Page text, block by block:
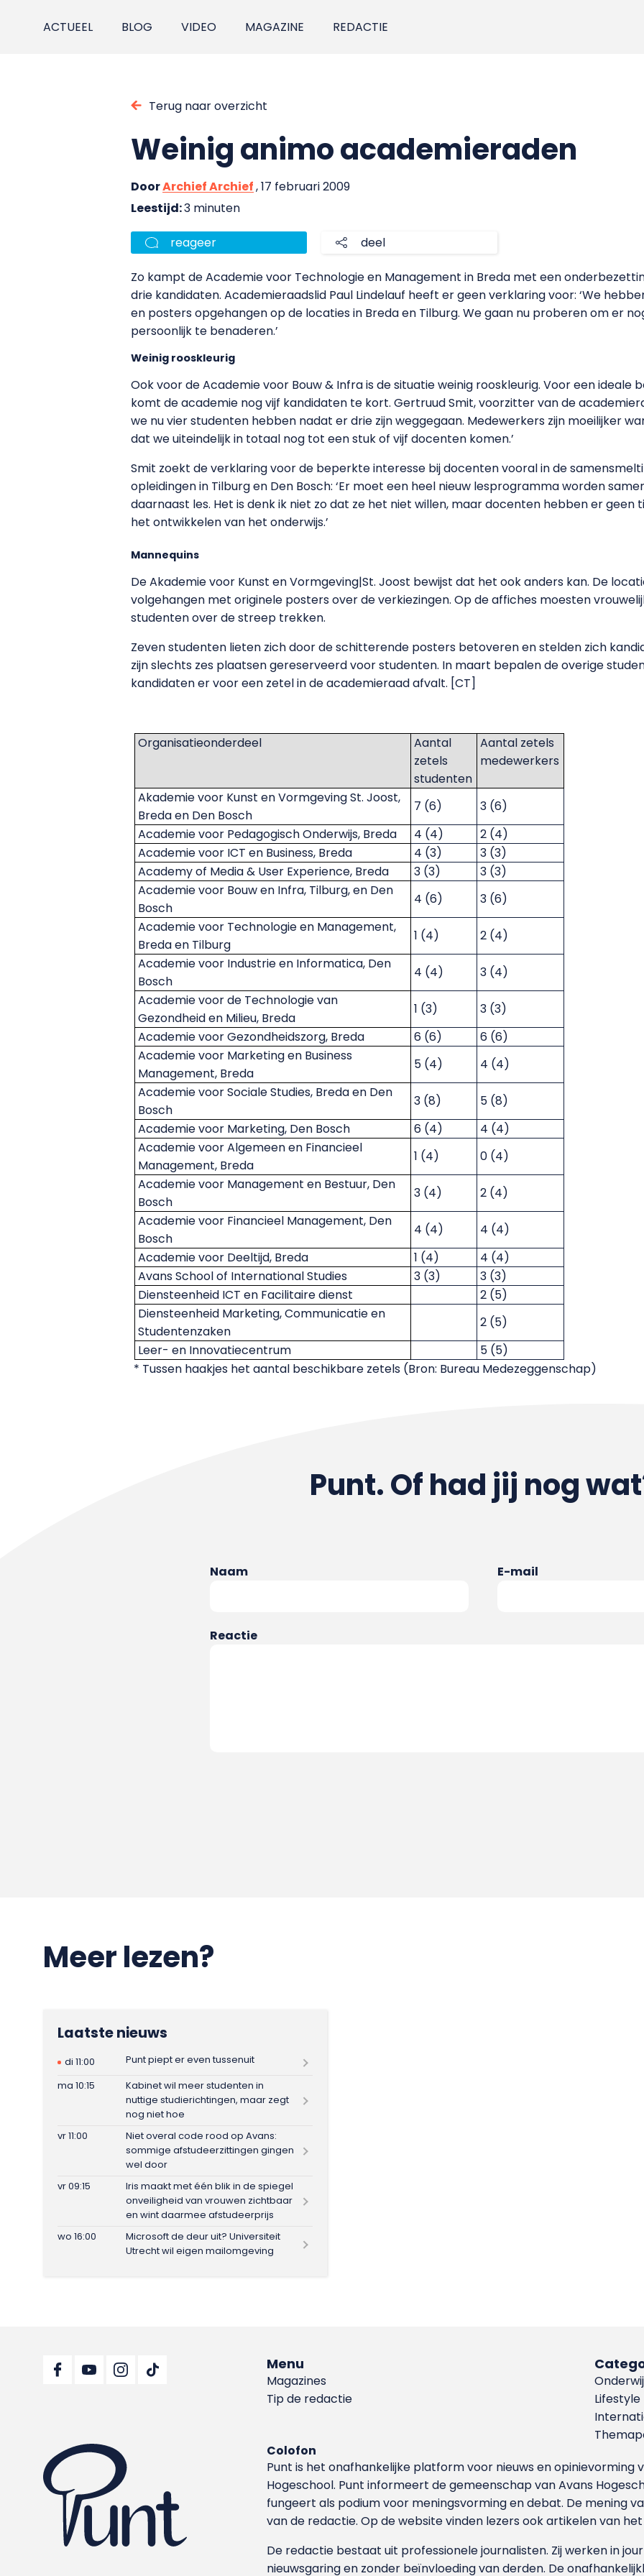
ACTUEEL BLOG VIDEO MAGAZINE REDACTIE
Terug naar overzicht
Weinig animo academieraden
DoorArchief Archief, 17 februari 2009
Leestijd:3 minuten
reageer deel
Zo kampt de Academie voor Technologie en Management in Breda met een
drie kandidaten. Academieraadslid Paul Lindelauf heeft er geen verklaring voor: ‘We
en posters opgehangen op de locaties in Breda en Tilburg. We gaan nu proberen om er
persoonlijk te benaderen.’
Weinig rooskleurig
Ook voor de Academie voor Bouw & Infra is de situatie weinig rooskleurig. Voor een ideale
komt de academie nog vijf kandidaten te kort. Gertruud Smit, voorzitter van de
we nu vier studenten hebben nadat er drie zijn weggegaan. Medewerkers zijn moeilijker
dat we uiteindelijk in totaal nog tot een stuk of vijf docenten komen.’
Smit zoekt de verklaring voor de beperkte interesse bij docenten vooral in de
opleidingen in Tilburg en Den Bosch: ‘Er moet een heel nieuw lesprogramma worden
daarnaast les. Het is denk ik niet zo dat ze het niet willen, maar docenten hebben er geen
het ontwikkelen van het onderwijs.’
Mannequins
De Akademie voor Kunst en Vormgeving|St. Joost bewijst dat het ook anders kan. De
volgehangen met originele posters over de verkiezingen. Op de affiches moesten
studenten over de streep trekken.
Zeven studenten lieten zich door de schitterende posters betoveren en stelden zich
zijn slechts zes plaatsen gereserveerd voor studenten. In maart bepalen de overige
kandidaten er voor een zetel in de academieraad afvalt. [CT]
Organisatieonderdeel
Aantal
zetels
studenten
Aantal zetels
medewerkers
Akademie voor Kunst en Vormgeving St. Joost,
Breda en Den Bosch
7 (6)
3 (6)
Academie voor Pedagogisch Onderwijs, Breda
4 (4)
2 (4)
Academie voor ICT en Business, Breda
4 (3)
3 (3)
Academy of Media & User Experience, Breda
3 (3)
3 (3)
Academie voor Bouw en Infra, Tilburg, en Den
Bosch
4 (6)
3 (6)
Academie voor Technologie en Management,
Breda en Tilburg
1 (4)
2 (4)
Academie voor Industrie en Informatica, Den
Bosch
4 (4)
3 (4)
Academie voor de Technologie van
Gezondheid en Milieu, Breda
1 (3)
3 (3)
Academie voor Gezondheidszorg, Breda
6 (6)
6 (6)
Academie voor Marketing en Business
Management, Breda
5 (4)
4 (4)
Academie voor Sociale Studies, Breda en Den
Bosch
3 (8)
5 (8)
Academie voor Marketing, Den Bosch
6 (4)
4 (4)
Academie voor Algemeen en Financieel
Management, Breda
1 (4)
0 (4)
Academie voor Management en Bestuur, Den
Bosch
3 (4)
2 (4)
Academie voor Financieel Management, Den
Bosch
4 (4)
4 (4)
Academie voor Deeltijd, Breda
1 (4)
4 (4)
AvansSchoolof International Studies 3 (3)
3 (3)
Diensteenheid ICT en Facilitaire dienst
2 (5)
Diensteenheid Marketing, Communicatie en
Studentenzaken
2 (5)
Leer- en Innovatiecentrum
5 (5)
* Tussen haakjes het aantal beschikbare zetels (Bron: Bureau Medezeggenschap)
Punt. Of had jij nog
Naam E-mail
Reactie
Meer lezen?
Laatste nieuws
di 11:00
Punt piept er even tussenuit
ma 10:15
Kabinet wil meer studenten in
nuttige studierichtingen, maar zegt
nog niet hoe
vr 11:00
Niet overal code rood op Avans:
sommige afstudeerzittingen gingen
wel door
vr 09:15
Iris maakt met één blik in de spiegel
onveiligheid van vrouwen zichtbaar
en wint daarmee afstudeerprijs
wo 16:00
Microsoft de deur uit? Universiteit
Utrecht wil eigen mailomgeving
Menu
Magazines
Tip de redactie
Lifestyle
Colofon
Punt is het onafhankelijke platform voor nieuws en
Hoge­school. Punt informeert de gemeenschap van Avans
fungeert als podium voor meningsvorming en debat. De mening
van de redactie. Op de website vinden lezers ook artikelen van
De redactie bestaat uit professionele journalisten. Zij werken in
nieuwsgaring en zonder beïnvloeding van derden. De